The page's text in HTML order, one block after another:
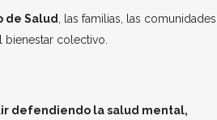
de Salud
, las familias, las comunidades
colectivo.
defendiendo la salud mental,